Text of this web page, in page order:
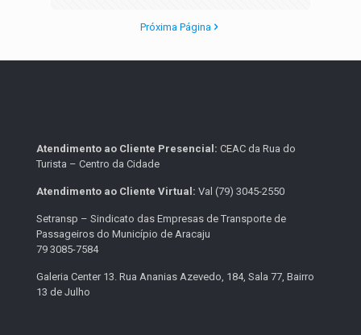
Próxima Página
Atendimento ao Cliente Presencial: CEAC da Rua do
Turista – Centro da Cidade
Atendimento ao Cliente Virtual: Val (79) 3045-2550
Setransp – Sindicato das Empresas de Transporte de
Passageiros do Município de Aracaju
79 3085-7584
Galeria Center 13. Rua Ananias Azevedo, 184, Sala 77, Bairro
13 de Julho